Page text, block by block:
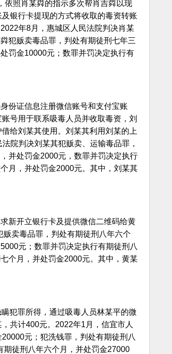
依照肖某粦的指示多次帮肖吉粦以现
银行卡提现的方式将收取的毒资转账
年8月，惠城区人民法院判决肖某
犯贩卖毒品罪，判处有期徒刑七年三
罚金10000元；数罪并罚决定执行有
份证信息注册微信账号和支付宝账
号用于联系吸毒人员并收取毒资，刘
给刘某其使用。刘某其利用刘某的上
院判决刘某其犯贩卖、运输毒品罪，
并处罚金2000元，数罪并罚决定执行
月，并处罚金2000元。其中，刘某其
新开立银行卡及提供微信二维码给黄
卖毒品罪，判处有期徒刑八年六个
元；数罪并罚决定执行有期徒刑八
个月，并处罚金2000元。其中，黄某
犯罪所得，通过吸毒人员林某平的微
共计400元。2022年1月，信宜市人
元；犯洗钱罪，判处有期徒刑八
徒刑八年六个月，并处罚金27000